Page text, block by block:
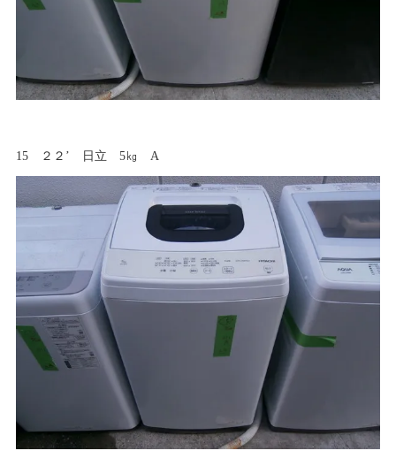
15 ２２’ 日立 5㎏ A